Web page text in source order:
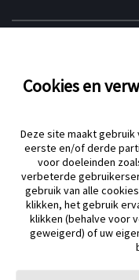
Verklaring inzake
© 2026 Abbott. Alle rechten
van de sensor, de kleur
intellectueel eigendom van
van Apple Inc. Android en
Andere handelsmerken zijn
Cookies en
Deze site maakt
eerste en/of derde
voor doeleinden
verbeterde
gebruik van alle
klikken, het gebruik
klikken (behalve voor
geweigerd) of uw